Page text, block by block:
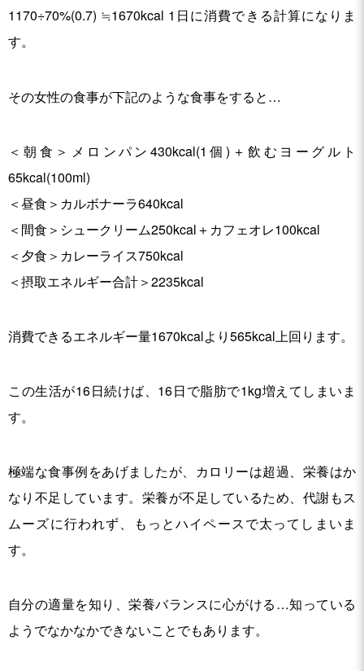
1170÷70%(0.7) ≒1670kcal 1日に消費できる計算になりま
す。
その女性の食事が下記のような食事をすると…
＜朝食＞メロンパン430kcal(1個)＋飲むヨーグルト
65kcal(100ml)
＜昼食＞カルボナーラ640kcal
＜間食＞シュークリーム250kcal＋カフェオレ100kcal
＜夕食＞カレーライス750kcal
＜摂取エネルギー合計＞2235kcal
消費できるエネルギー量1670kcalより565kcal上回ります。
この生活が16日続けば、16日で脂肪で1kg増えてしまいま
す。
極端な食事例をあげましたが、カロリーは超過、栄養はか
なり不足しています。栄養が不足しているため、代謝もス
ムーズに行われず、もっとハイペースで太ってしまいま
す。
自分の適量を知り、栄養バランスに心がける…知っている
ようでなかなかできないことでもあります。